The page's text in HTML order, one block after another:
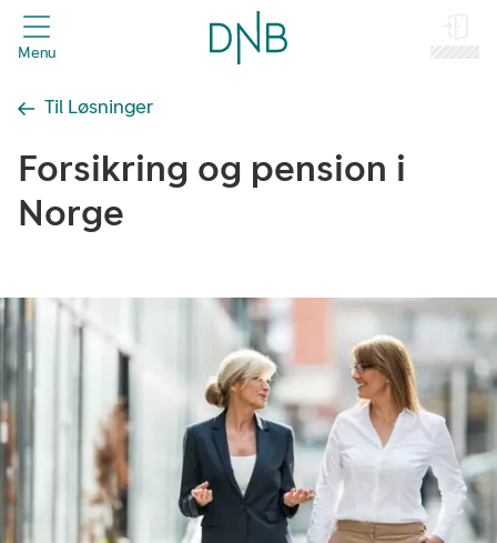
header.title
Menu
Til Løsninger
Forsikring og pension i
Norge